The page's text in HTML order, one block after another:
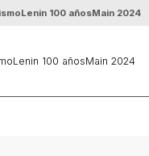
Lenin 100 añosMain 2024
Lenin 100 añosMain 2024